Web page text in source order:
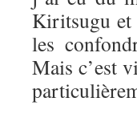
Kiritsugu et
les
Mais c’est